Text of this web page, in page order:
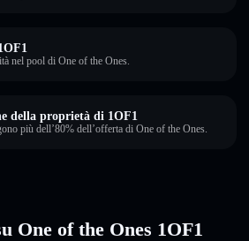
nel pool di One of the Ones.
della proprietà di 1OF1
più dell’80% dell’offerta di One of the Ones.
One of the Ones 1OF1